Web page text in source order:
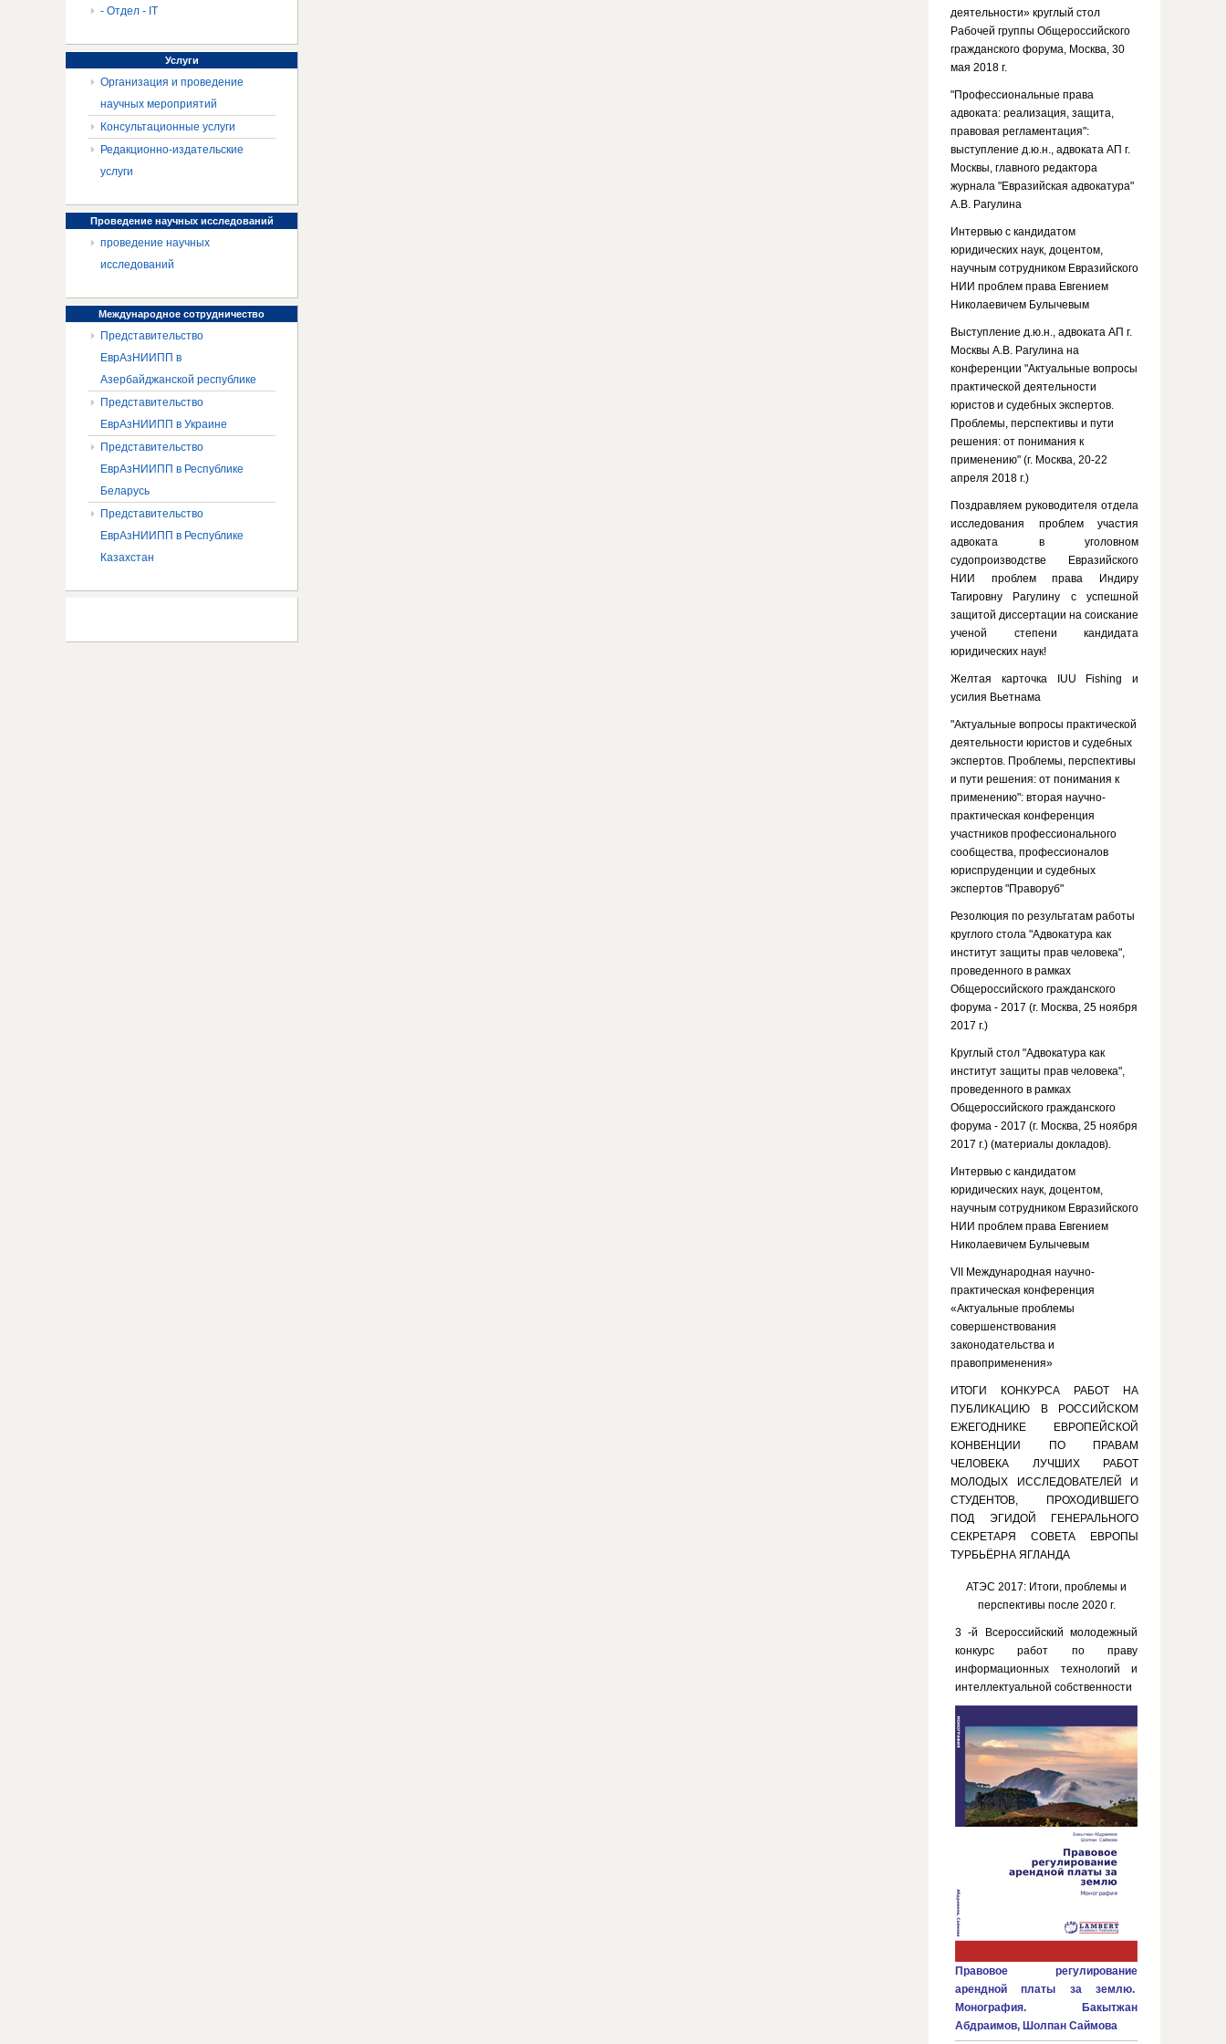
- Отдел - IT
Услуги
Организация и проведение
научных мероприятий
Консультационные услуги
Редакционно-издательские
услуги
Проведениенаучных исследований
проведение научных
исследований
Международное сотрудничество
Представительство
ЕврАзНИИПП в
Азербайджанской республике
Представительство
ЕврАзНИИПП в Украине
Представительство
ЕврАзНИИПП в Республике
Беларусь
Представительство
ЕврАзНИИПП в Республике
Казахстан
деятельности» круглый стол
Рабочей группы Общероссийского
гражданского форума, Москва, 30
мая 2018 г.
"Профессиональные права
адвоката: реализация, защита,
правовая регламентация":
выступление д.ю.н., адвоката АП г.
Москвы, главного редактора
журнала "Евразийская адвокатура"
А.В. Рагулина
Интервью с кандидатом
юридических наук, доцентом,
научным сотрудником Евразийского
НИИ проблем права Евгением
Николаевичем Булычевым
Выступление д.ю.н., адвоката АП г.
Москвы А.В. Рагулина на
конференции "Актуальные вопросы
практической деятельности
юристов и судебных экспертов.
Проблемы, перспективы и пути
решения: от понимания к
применению" (г. Москва, 20-22
апреля 2018 г.)
Поздравляем руководителя отдела
исследования проблем участия
адвоката в уголовном
судопроизводстве Евразийского
НИИ проблем права Индиру
Тагировну Рагулину с успешной
защитой диссертации на соискание
ученой степени кандидата
юридических наук!
Желтая карточка IUU Fishing и
усилия Вьетнама
"Актуальные вопросы практической
деятельности юристов и судебных
экспертов. Проблемы, перспективы
и пути решения: от понимания к
применению": вторая научно-
практическая конференция
участников профессионального
сообщества, профессионалов
юриспруденции и судебных
экспертов "Праворуб"
Резолюция по результатам работы
круглого стола "Адвокатура как
институт защиты прав человека",
проведенного в рамках
Общероссийского гражданского
форума - 2017 (г. Москва, 25 ноября
2017 г.)
Круглый стол "Адвокатура как
институт защиты прав человека",
проведенного в рамках
Общероссийского гражданского
форума - 2017 (г. Москва, 25 ноября
2017 г.) (материалы докладов).
Интервью с кандидатом
юридических наук, доцентом,
научным сотрудником Евразийского
НИИ проблем права Евгением
Николаевичем Булычевым
VII Международная научно-
практическая конференция
«Актуальные проблемы
совершенствования
законодательства и
правоприменения»
ИТОГИ КОНКУРСА РАБОТ НА
ПУБЛИКАЦИЮ В РОССИЙСКОМ
ЕЖЕГОДНИКЕ ЕВРОПЕЙСКОЙ
КОНВЕНЦИИ ПО ПРАВАМ
ЧЕЛОВЕКА ЛУЧШИХ РАБОТ
МОЛОДЫХ ИССЛЕДОВАТЕЛЕЙ И
СТУДЕНТОВ, ПРОХОДИВШЕГО
ПОД ЭГИДОЙ ГЕНЕРАЛЬНОГО
СЕКРЕТАРЯ СОВЕТА ЕВРОПЫ
ТУРБЬЁРНА ЯГЛАНДА
АТЭС 2017: Итоги, проблемы и
перспективы после 2020 г.
3 -й Всероссийский молодежный
конкурс работ по праву
информационных технологий и
интеллектуальной собственности
Правовое регулирование
арендной платы за землю.
Монография. Бакытжан
Абдраимов, Шолпан Саймова